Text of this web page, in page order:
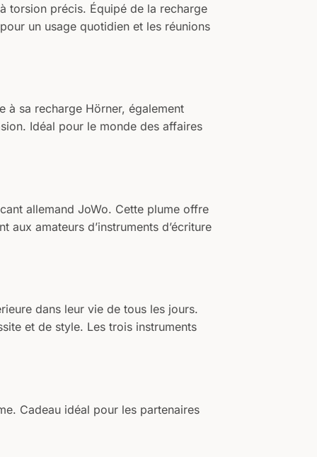
torsion précis. Équipé de la recharge
un usage quotidien et les réunions
à sa recharge Hörner, également
Idéal pour le monde des affaires
allemand JoWo. Cette plume offre
amateurs d’instruments d’écriture
dans leur vie de tous les jours.
et de style. Les trois instruments
Cadeau idéal pour les partenaires